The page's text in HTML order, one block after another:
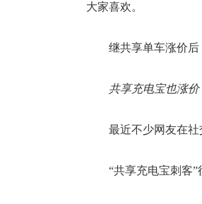
大家喜欢。
继共享单车涨价后
共享充电宝也涨价
最近不少网友在社
“共享充电宝刺客”